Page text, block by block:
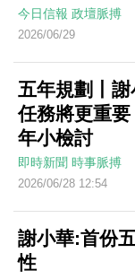
今日信報 政壇脈搏
2026/06/29
五年規劃丨
任務將更重
年小檢討
即時新聞 時事脈搏
2026/06/28 12:54
謝小華:首份
性